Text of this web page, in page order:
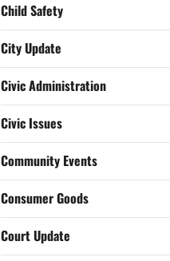
Child Safety
City Update
Civic Administration
Civic Issues
Community Events
Consumer Goods
Court Update